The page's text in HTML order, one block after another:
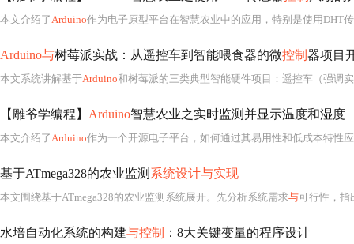
本文介绍了Arduino作为电子原型平台在智慧农业中的应用，特别是使用DHT
Arduino与树莓派实战：从遥控车到智能喂食器的微控制 器项目
本文系统讲解基于Arduino和树莓派的三类典型智能硬件项目：遥控车（强调
【雕爷学编程】 Arduino智慧农业之实时监测并显示温度和湿度
本文介绍了Arduino作为一个开源电子平台，如何通过其易用性和低成本特性
基于ATmega328的农业监测 系统设计与实现
本文围绕基于ATmega328的农业监测系统展开。先分析系统需求与可行性，指出国
水培自动化系统的构建与控制 ：8大关键变量的程序设计